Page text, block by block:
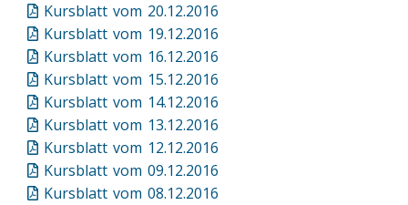
Kursblatt vom 20.12.2016
Kursblatt vom 19.12.2016
Kursblatt vom 16.12.2016
Kursblatt vom 15.12.2016
Kursblatt vom 14.12.2016
Kursblatt vom 13.12.2016
Kursblatt vom 12.12.2016
Kursblatt vom 09.12.2016
Kursblatt vom 08.12.2016